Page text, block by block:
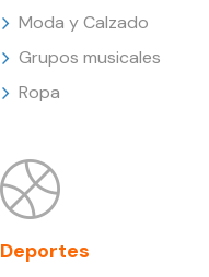
Moda y Calzado
Grupos musicales
Ropa
Deportes